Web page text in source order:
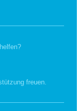
freuen.